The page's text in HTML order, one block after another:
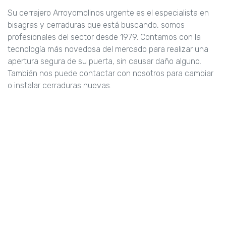
Su cerrajero Arroyomolinos urgente es el especialista en
bisagras y cerraduras que está buscando, somos
profesionales del sector desde 1979. Contamos con la
tecnología más novedosa del mercado para realizar una
apertura segura de su puerta, sin causar daño alguno.
También nos puede contactar con nosotros para cambiar
o instalar cerraduras nuevas.